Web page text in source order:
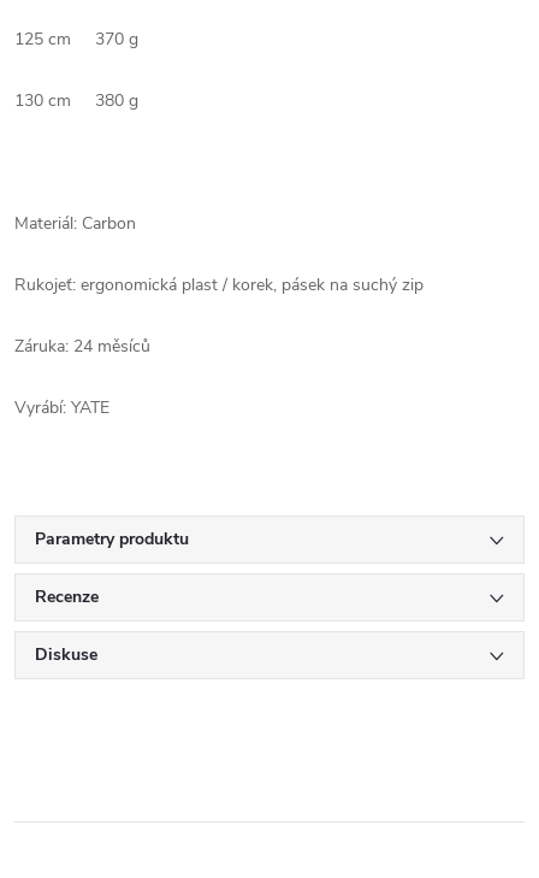
125 cm 370 g
130 cm 380 g
Materiál: Carbon
Rukojeť: ergonomická plast / korek, pásek na suchý zip
Záruka: 24 měsíců
Vyrábí: YATE
Parametry produktu
Recenze
Diskuse